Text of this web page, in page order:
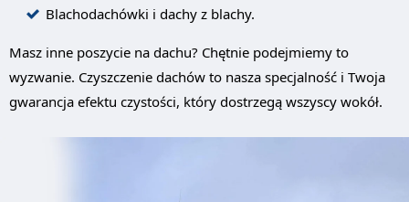
Blachodachówki i dachy z blachy.
Masz inne poszycie na dachu? Chętnie podejmiemy to
wyzwanie. Czyszczenie dachów to nasza specjalność i Twoja
gwarancja efektu czystości, który dostrzegą wszyscy wokół.